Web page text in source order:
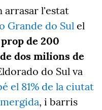
arrasar l'estat
Grande do Sul el
de 200
dos milions de
do Sul va
el 81% de la ciutat
, i barris